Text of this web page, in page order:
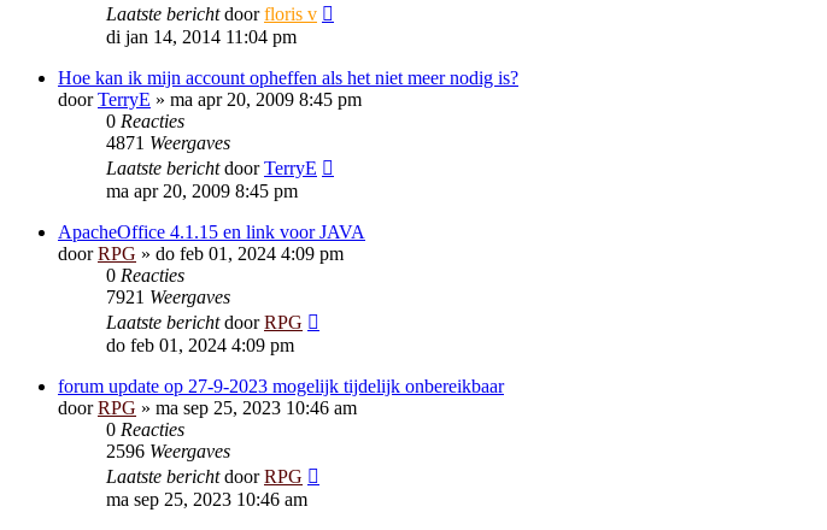
Laatste berichtdoorfloris v
di jan 14, 2014 11:04 pm
Hoe kan ik mijn account opheffen als het niet meer nodig is?
doorTerryE » ma apr 20, 2009 8:45 pm
0 Reacties
4871 Weergaves
Laatste berichtdoorTerryE
ma apr 20, 2009 8:45 pm
ApacheOffice 4.1.15 en link voor JAVA
doorRPG » do feb 01, 2024 4:09 pm
0 Reacties
7921 Weergaves
Laatste berichtdoorRPG
do feb 01, 2024 4:09 pm
forum update op 27-9-2023 mogelijk tijdelijk onbereikbaar
doorRPG » ma sep 25, 2023 10:46 am
0 Reacties
2596 Weergaves
Laatste berichtdoorRPG
ma sep 25, 2023 10:46 am